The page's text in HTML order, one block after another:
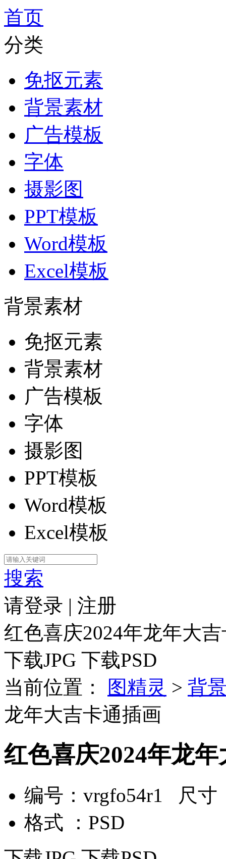
首页
分类
免抠元素
背景素材
广告模板
字体
摄影图
PPT模板
Word模板
Excel模板
背景素材
免抠元素
背景素材
广告模板
字体
摄影图
PPT模板
Word模板
Excel模板
搜索
请登录 | 注册
红色喜庆2024年龙年大
下载JPG 下载PSD
当前位置：
图精灵 > 背
龙年大吉卡通插画
红色喜庆2024年龙
编号：vrgfo54r1 尺寸
格式 ：PSD